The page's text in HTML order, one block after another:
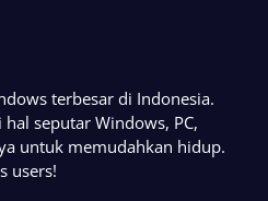
terbesar di Indonesia.
seputar Windows, PC,
untuk memudahkan hidup.
users!